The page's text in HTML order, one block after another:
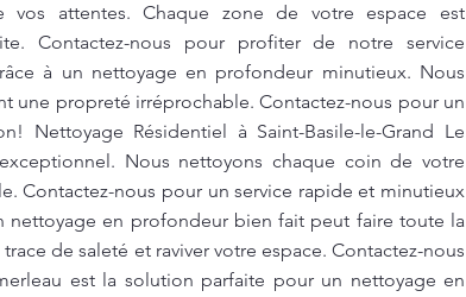
attentes. Chaque zone de votre espace est
Contactez-nous pour profiter de notre service
à un nettoyage en profondeur minutieux. Nous
une propreté irréprochable. Contactez-nous pour un
Nettoyage Résidentiel à Saint-Basile-le-Grand Le
Nous nettoyons chaque coin de votre
Contactez-nous pour un service rapide et minutieux
nettoyage en profondeur bien fait peut faire toute la
de saleté et raviver votre espace. Contactez-nous
est la solution parfaite pour un nettoyage en